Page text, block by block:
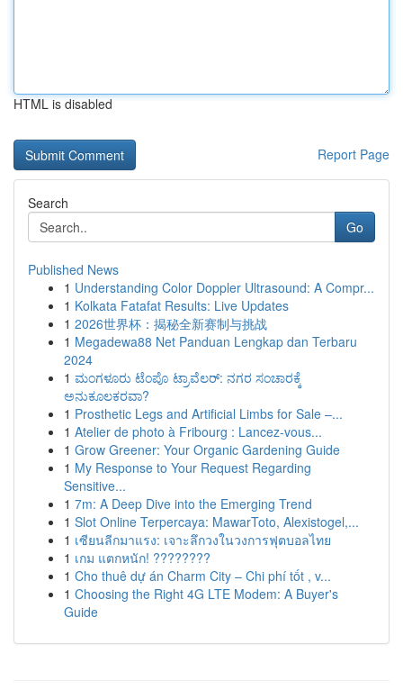
HTML is disabled
Report Page
Search
Go
Published News
1 Understanding Color Doppler Ultrasound: A Compr...
1 Kolkata Fatafat Results: Live Updates
1 2026世界杯：揭秘全新赛制与挑战
1 Megadewa88 Net Panduan Lengkap dan Terbaru
2024
1 ಮಂಗಳೂರು ಟೆಂಪೊ ಟ್ರಾವೆಲರ್: ನಗರ ಸಂಚಾರಕ್ಕೆ
ಅನುಕೂಲಕರವಾ?
1 Prosthetic Legs and Artificial Limbs for Sale –...
1 Atelier de photo à Fribourg : Lancez-vous...
1 Grow Greener: Your Organic Gardening Guide
1 My Response to Your Request Regarding
Sensitive...
1 7m: A Deep Dive into the Emerging Trend
1 Slot Online Terpercaya: MawarToto, Alexistogel,...
1 เซียนลีกมาแรง: เจาะลึกวงในวงการฟุตบอลไทย
1 เกม แตกหนัก! ????????
1 Cho thuê dự án Charm City – Chi phí tốt , v...
1 Choosing the Right 4G LTE Modem: A Buyer's
Guide